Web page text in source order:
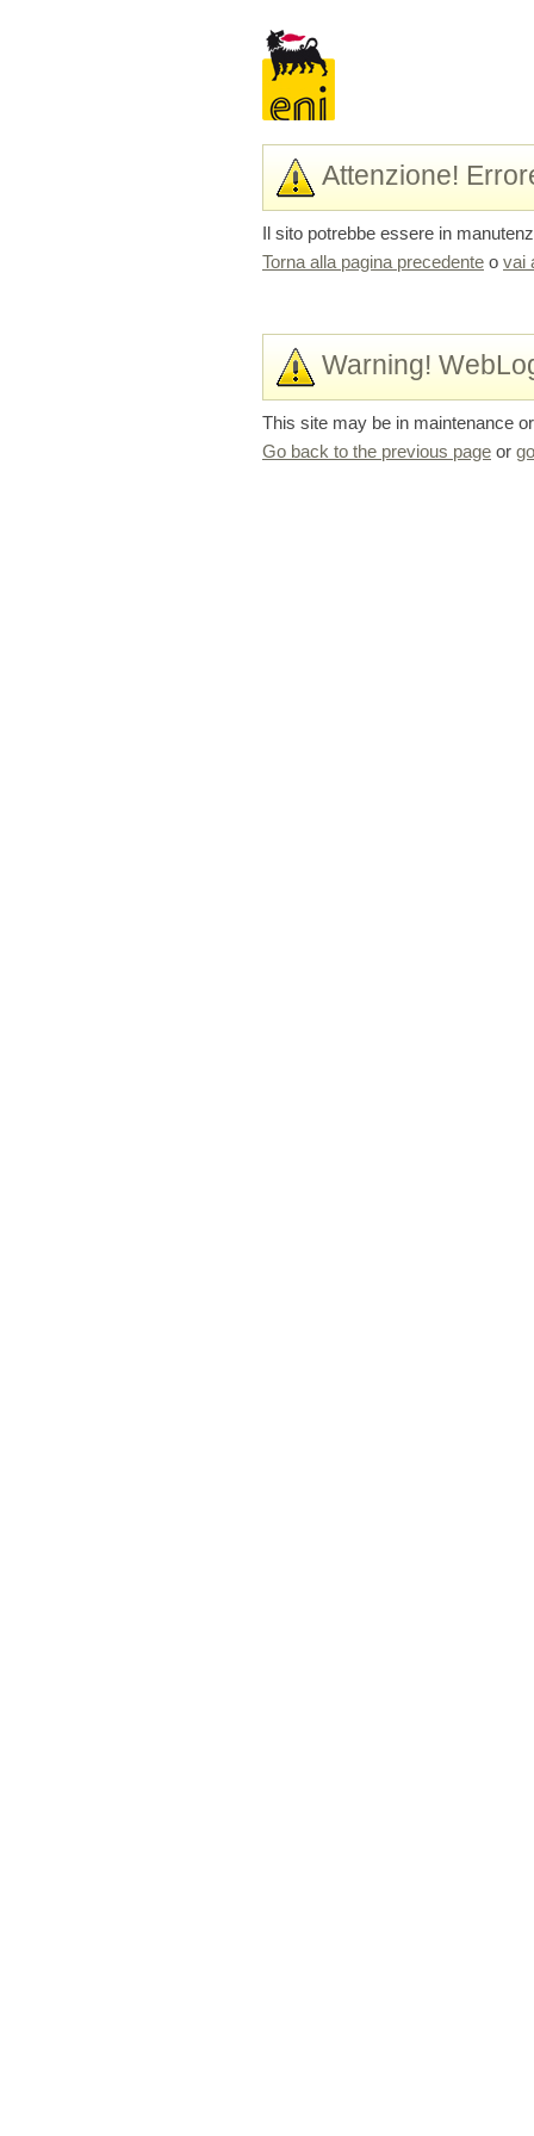
Attenzione!
Il sito potrebbe essere in
Torna alla pagina precedente o vai
Warning!
This site may be in maintenance
Go back to the previous page or